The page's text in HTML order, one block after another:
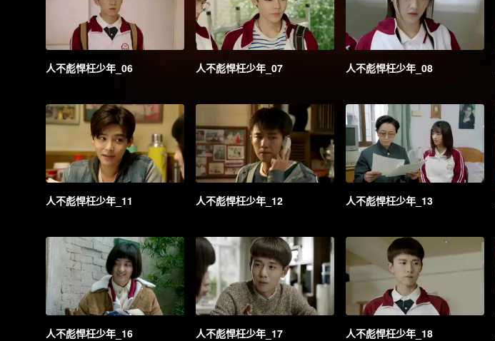
人不彪悍枉少年_06 人不彪悍枉少年_07 人不彪悍枉少年_08
人不彪悍枉少年_11 人不彪悍枉少年_12 人不彪悍枉少年_13
人不彪悍枉少年_16 人不彪悍枉少年_17 人不彪悍枉少年_18